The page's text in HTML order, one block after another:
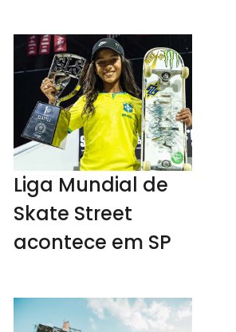
Liga Mundial de
Skate Street
acontece em SP